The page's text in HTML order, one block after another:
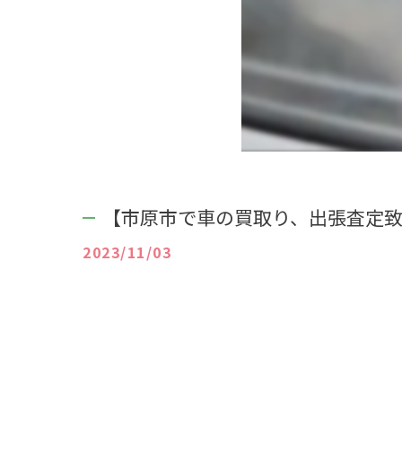
【市原市で車の買取り、出張査定
2023/11/03